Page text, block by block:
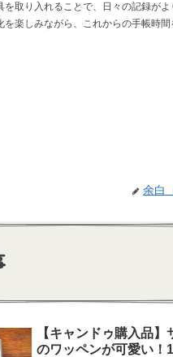
を取り入れることで、日々の記録がよ
を楽しみながら、これからの手帳時
余白
【キャンドゥ購入品】
のワッペンが可愛い！